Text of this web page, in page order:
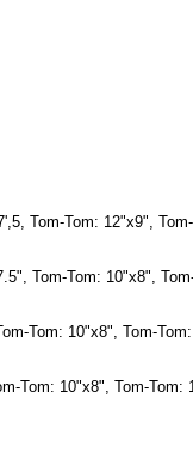
Tom-Tom: 12"x9",
Tom-Tom: 10"x8",
Tom: 10"x8", Tom-
Tom: 10"x8", Tom-